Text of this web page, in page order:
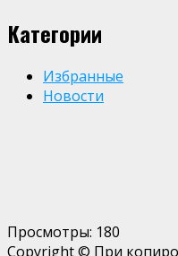
Категории
Избранные
Новости
Просмотры: 180
Copyright © При